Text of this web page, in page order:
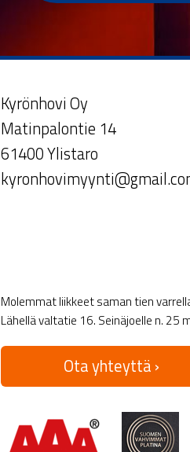
Kyrönhovi Oy
Matinpalontie 14
61400 Ylistaro
Molemmat liikkeet saman tien
Lähellä valtatie 16. Seinäjoelle n. 25
Ota yhteyttä ›